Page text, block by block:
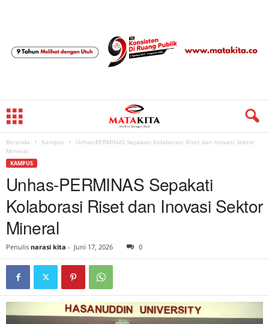
Beranda Kampus
Unhas-PERMINAS Sepakati Kolaborasi Riset dan Inovasi Sektor
Mineral
KAMPUS
Unhas-PERMINAS Sepakati
Kolaborasi Riset dan Inovasi Sektor
Mineral
Penulis narasi kita - Juni 17, 2026 0